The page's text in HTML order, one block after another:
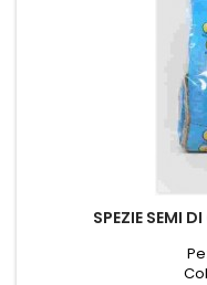
SPEZIE SEMI